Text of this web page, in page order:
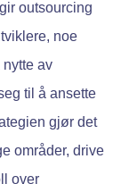
outsourcing
noe
nytte av
til å ansette
gjør det
områder, drive
over